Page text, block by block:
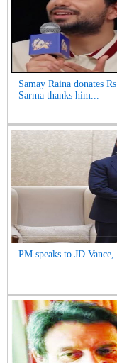
Samay Raina donates
Sarma thanks him...
PM speaks to JD